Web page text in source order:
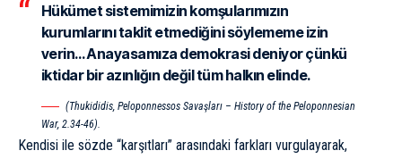
Hükümet sistemimizin komşularımızın
kurumlarını taklit etmediğini söylememe izin
verin… Anayasamıza demokrasi deniyor çünkü
iktidar bir azınlığın değil tüm halkın elinde.
(Thukididis, Peloponnessos Savaşları – History of the Peloponnesian
War, 2.34-46).
Kendisi ile sözde “karşıtları” arasındaki farkları vurgulayarak,